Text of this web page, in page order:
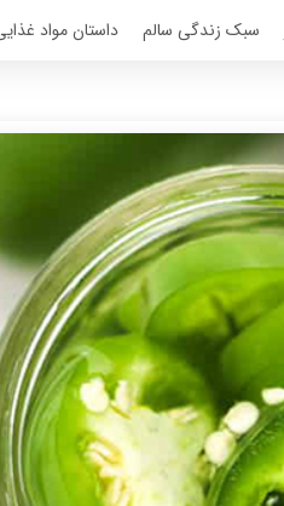
سبک زندگی سالم داستان مواد